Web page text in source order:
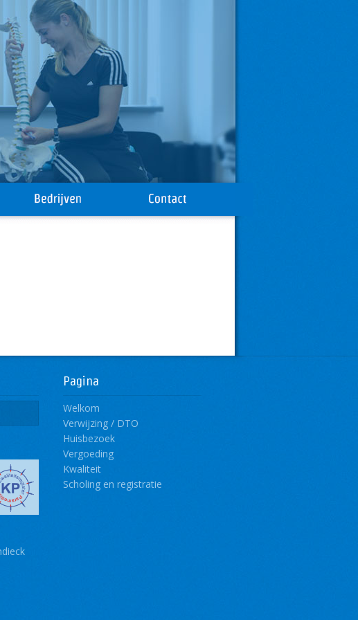
Pagina
Welkom
Verwijzing / DTO
Huisbezoek
Vergoeding
Kwaliteit
Scholing en registratie